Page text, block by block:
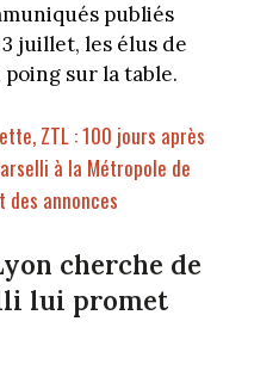
publiés
juillet, les élus de
sur la table.
ZTL : 100 jours après
à la Métropole de
des annonces
cherche de
lui promet